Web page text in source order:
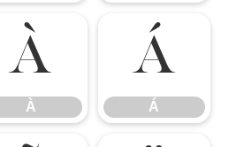
À
À
Á
Á